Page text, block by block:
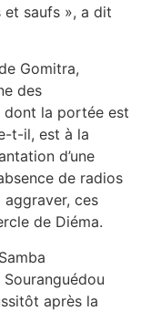
et saufs », a dit
Gomitra,
des
dont la portée est
t-il, est à la
d’une
de radios
ces
de Diéma.
après la